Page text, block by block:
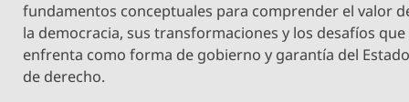
fundamentos conceptuales para comprender el valor
la democracia, sus transformaciones y los desafíos que
enfrenta como forma de gobierno y garantía del
de derecho.